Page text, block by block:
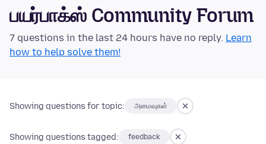
பயர்பாக்ஸ் Community Forum
7 questions in the last 24 hours have no reply. Learn
how to help solve them!
Showing questions for topic: அமைவுகள்
Showing questions tagged: feedback